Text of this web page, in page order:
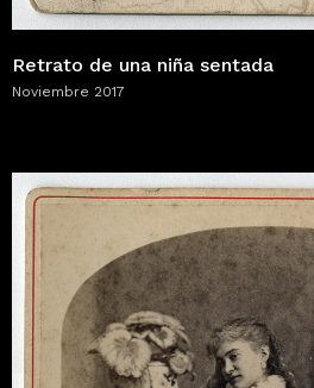
Retrato de una niña sentada
Noviembre 2017